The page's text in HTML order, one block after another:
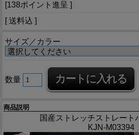
[138ポイント進呈 ]
[ 送料込 ]
サイズ／カラー
数量
商品説明
国産ストレッチストレー
KJN-M03394